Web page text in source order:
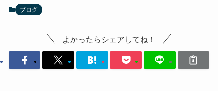
ブログ
よかったらシェアしてね！